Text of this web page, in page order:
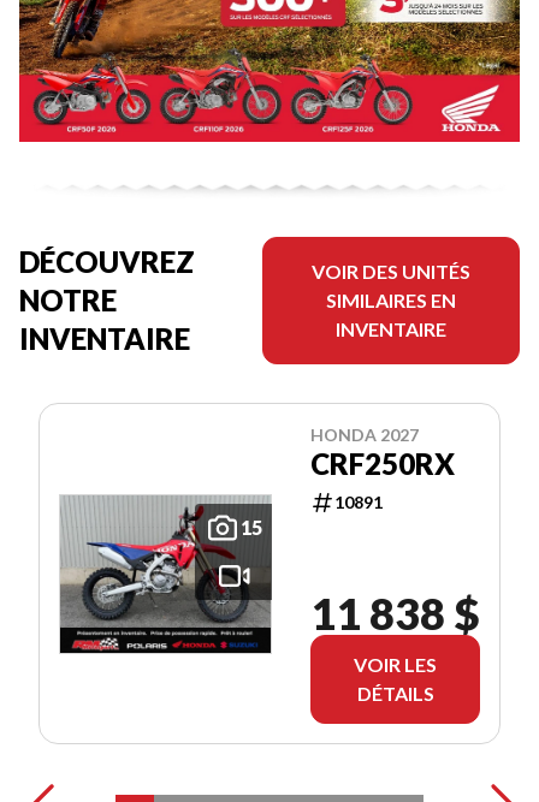
DÉCOUVREZ
NOTRE
INVENTAIRE
VOIR DES UNITÉS
SIMILAIRES EN
INVENTAIRE
15
HONDA 2027
CRF250RX
10891
11 838 $
VOIR LES
DÉTAILS